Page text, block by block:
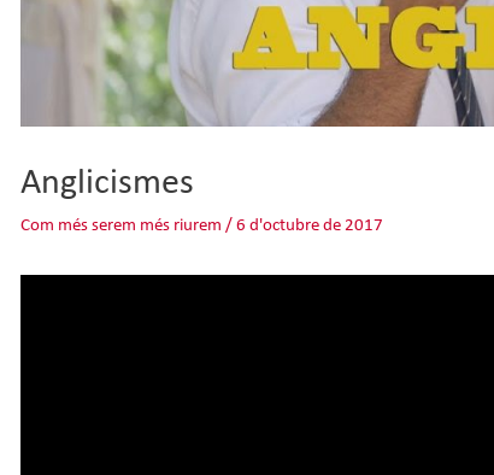
Anglicismes
Com més serem més riurem / 6 d'octubre de 2017